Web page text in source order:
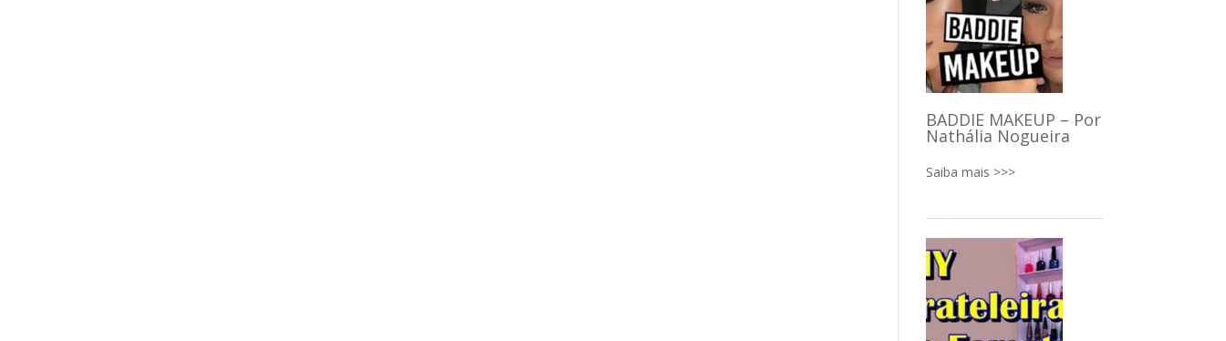
BADDIE MAKEUP – Por
Nathália Nogueira
Saiba mais >>>